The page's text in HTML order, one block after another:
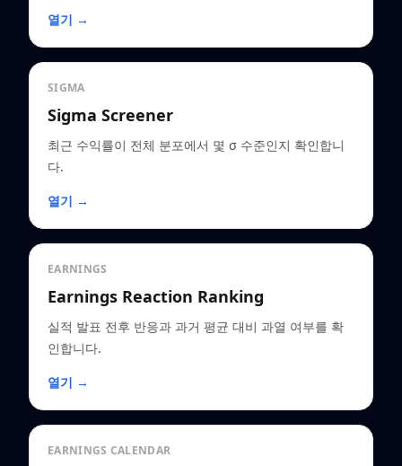
열기 →
SIGMA
Sigma Screener
최근 수익률이 전체 분포에서 몇 σ 수준인지 확인합니
다.
열기 →
EARNINGS
Earnings Reaction Ranking
실적 발표 전후 반응과 과거 평균 대비 과열 여부를 확
인합니다.
열기 →
EARNINGS CALENDAR